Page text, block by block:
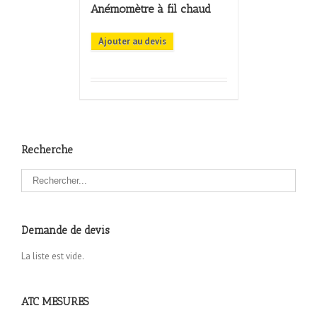
Anémomètre à fil chaud
Ajouter au devis
Recherche
Demande de devis
La liste est vide.
ATC MESURES